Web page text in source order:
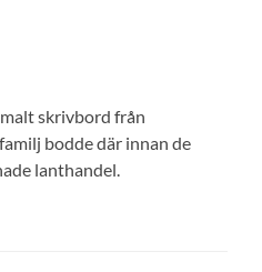
skrivbord från
bodde där innan de
lanthandel.